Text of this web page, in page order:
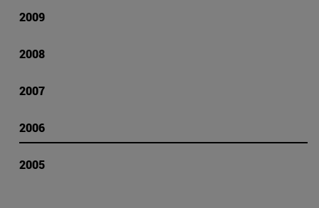
2009
2008
2007
2006
2005